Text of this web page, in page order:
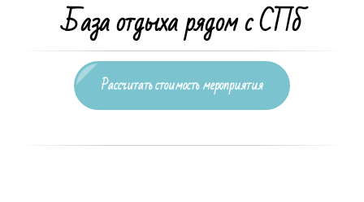
База отдыха рядом с СПб
Рассчитать стоимость мероприятия